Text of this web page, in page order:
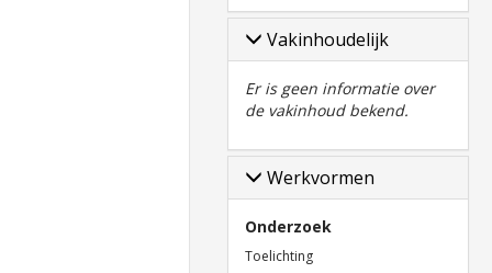
Vakinhoudelijk
Er is geen informatie over
de vakinhoud bekend.
Werkvormen
Onderzoek
Toelichting